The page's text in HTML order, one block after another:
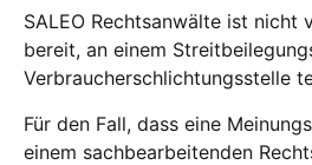
SALEO Rechtsanwälte ist nicht
bereit, an einem
Verbraucherschlichtungsstelle
Für den Fall, dass eine
einem sachbearbeitenden